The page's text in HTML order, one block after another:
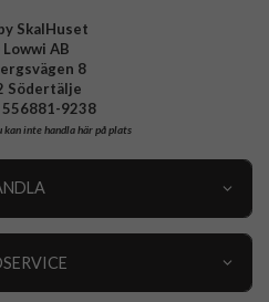
SkalHuset
Lowwi AB
8
Södertälje
556881-9238
kan inte handla här på plats